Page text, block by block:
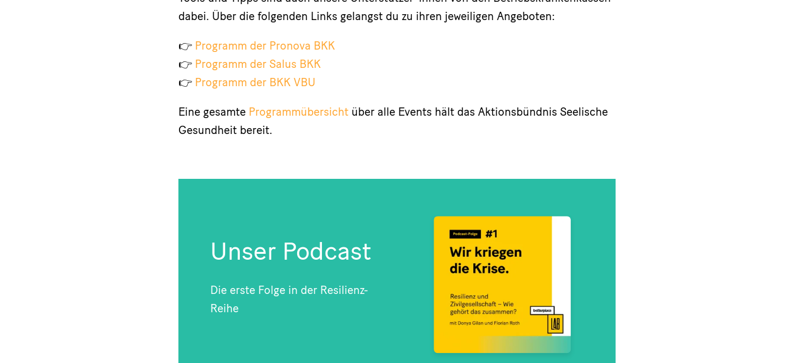
dabei. Über die folgenden Links gelangst du zu ihren jeweiligen Angeboten:
👉 Programm der Pronova BKK
👉 Programm der Salus BKK
👉 Programm der BKK VBU
Eine gesamte Programmübersicht über alle Events hält das Aktionsbündnis Seelische
Gesundheit bereit.
Unser Podcast
Die erste Folge in der Resilienz-
Reihe